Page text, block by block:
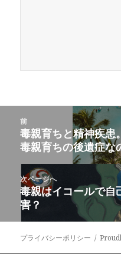
ン
前
前
の
投
稿:
毒親育ちと精神疾患
毒親育ちの後遺症な
次ページへ
次
の
投
稿:
毒親はイコールで自
害？
プライバシーポリシー